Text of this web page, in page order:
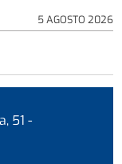
5 AGOSTO 2026
51 -